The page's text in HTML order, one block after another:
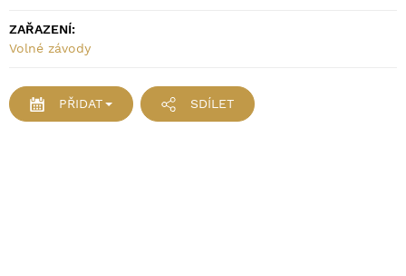
ZAŘAZENÍ:
Volné závody
PŘIDAT SDÍLET